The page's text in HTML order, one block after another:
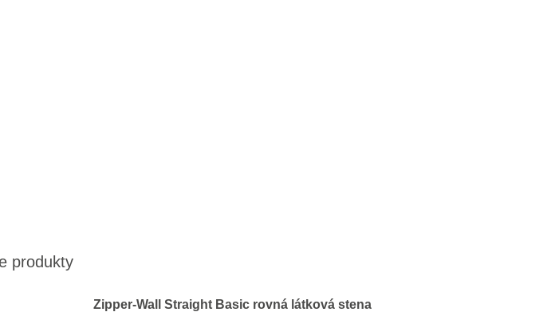
produkty
Zipper-Wall Straight Basic rovná látková stena